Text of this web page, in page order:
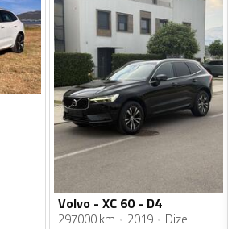
Volvo - XC 60 - D4
297000 km 2019 Dizel